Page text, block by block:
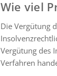
Wie viel
Die Vergütung
Vergütung des
Verfahren